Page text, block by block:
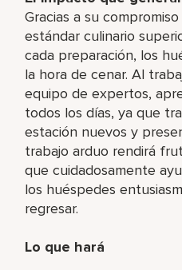
Gracias a su
estándar culinario
cada preparación, los
la hora de cenar. Al
equipo de expertos,
todos los días, ya que
estación nuevos y
trabajo arduo rendirá
que cuidadosamente
los huéspedes
regresar.
Lo que hará